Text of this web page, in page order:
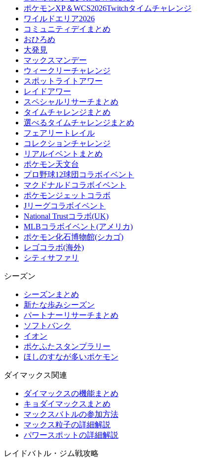
ポケモンXP＆WCS2026Twitchタイムチャレンジ
ワイルドエリア2026
コミュニティデイまとめ
おひろめ
大発見
マックスマンデー
ウィークリーチャレンジ
スポットライトアワー
レイドアワー
スペシャルリサーチまとめ
タイムチャレンジまとめ
選べるタイムチャレンジまとめ
フェアリートレイル
コレクションチャレンジ
リアルイベントまとめ
ポケモン天文台
プロ野球12球団コラボイベント
マクドナルドコラボイベント
ポケモンジェットコラボ
Jリーグコラボイベント
National Trustコラボ(UK)
MLBコラボイベント(アメリカ)
ポケモン化石博物館(シカゴ)
レゴコラボ(海外)
シティサファリ
シーズン
シーズンまとめ
新たな歩みシーズン
パートナーリサーチまとめ
ソフトバンク
イオン
ポケふたスタンプラリー
ほしのすなが多いポケモン
ダイマックス関連
ダイマックスの機能まとめ
キョダイマックスまとめ
マックスバトルの参加方法
マックス粒子の詳細解説
パワースポットの詳細解説
レイドバトル・ジム戦攻略